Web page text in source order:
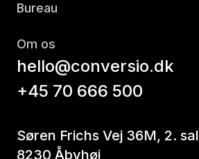
Bureau
Om os
hello@conversio.dk
+45 70 666 500
Søren Frichs Vej 36M, 2. sal
8230 Åbyhøj